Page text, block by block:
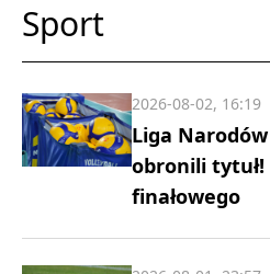
Sport
Liga
obronili
finałowego
2026-08-02, 16:19